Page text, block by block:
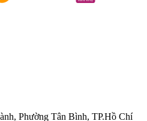
Phường Tân Bình, TP.Hồ Chí